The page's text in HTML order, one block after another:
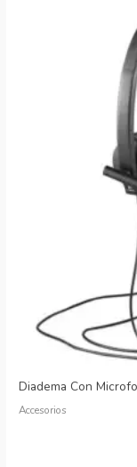
Diadema Con
Accesorios